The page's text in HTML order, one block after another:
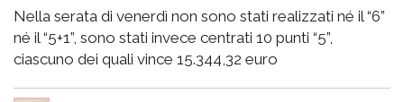
Nella serata di venerdì non sono stati realizzati né il “6”
né il “5+1”, sono stati invece centrati 10 punti “5”,
ciascuno dei quali vince 15.344,32 euro